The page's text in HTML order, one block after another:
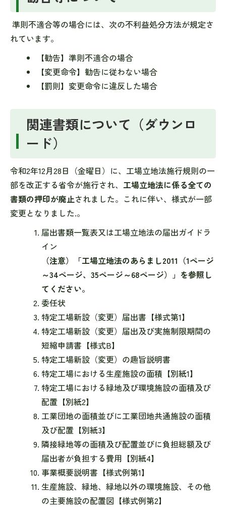
準則不適合等の場合には、次の不利益処分方法が規定さ
れています。
【勧告】準則不適合の場合
【変更命令】勧告に従わない場合
【罰則】変更命令に違反した場合
関連書類について（ダウンロ
ード）
令和2年12月28日（金曜日）に、工場立地法施行規則の一
部を改正する省令が施行され、 工場立地法に係る全ての
書類の押印が廃止されました。これに伴い、様式が一部
変更となりました.。
届出書類一覧表又は工場立地法の届出ガイドラ
イン
（注意）「工場立地法のあらまし2011（1ページ
～34ページ、35ページ～68ページ）」を参照し
てください。
委任状
特定工場新設（変更）届出書【様式第1】
特定工場新設（変更）届出及び実施制限期間の
短縮申請書【様式B】
特定工場新設（変更）の趣旨説明書
特定工場における生産施設の面積【別紙1】
特定工場における緑地及び環境施設の面積及び
配置【別紙2】
工業団地の面積並びに工業団地共通施設の面積
及び配置【別紙3】
隣接緑地等の面積及び配置並びに負担総額及び
届出者が負担する費用【別紙4】
事業概要説明書【様式例第1】
生産施設、緑地、緑地以外の環境施設、その他
の主要施設の配置図【様式例第2】